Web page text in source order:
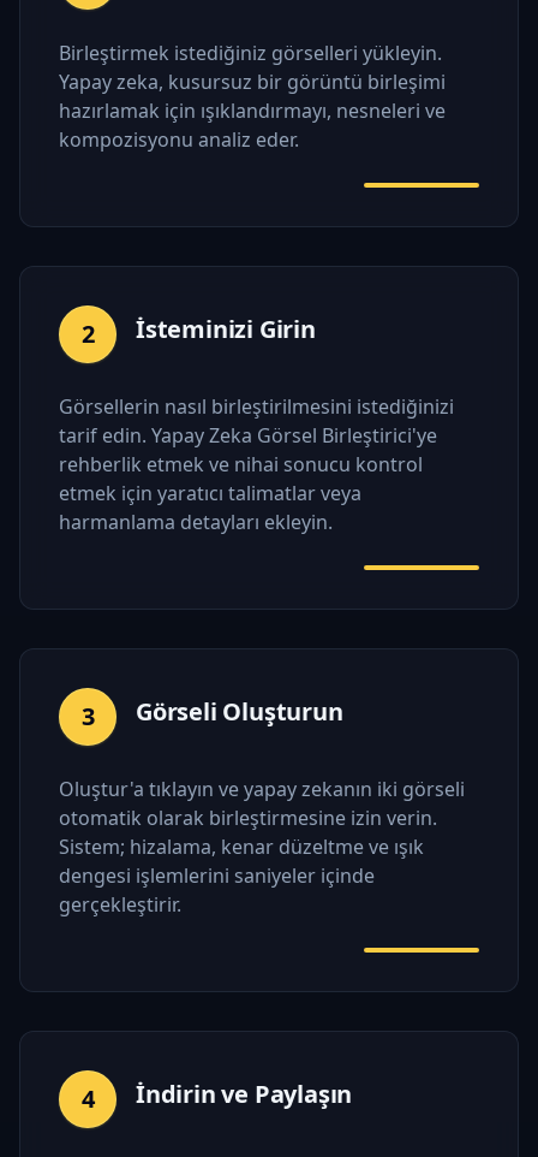
Birleştirmek istediğiniz görselleri yükleyin.
Yapay zeka, kusursuz bir görüntü birleşimi
hazırlamak için ışıklandırmayı, nesneleri ve
kompozisyonu analiz eder.
2 İsteminizi Girin
Görsellerin nasıl birleştirilmesini istediğinizi
tarif edin. Yapay Zeka Görsel Birleştirici'ye
rehberlik etmek ve nihai sonucu kontrol
etmek için yaratıcı talimatlar veya
harmanlama detayları ekleyin.
3 Görseli Oluşturun
Oluştur'a tıklayın ve yapay zekanın iki görseli
otomatik olarak birleştirmesine izin verin.
Sistem; hizalama, kenar düzeltme ve ışık
dengesi işlemlerini saniyeler içinde
gerçekleştirir.
4 İndirin ve Paylaşın